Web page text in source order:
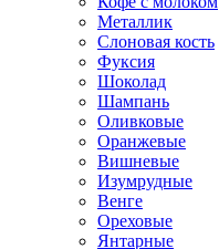
Металлик
Слоновая кость
Фуксия
Шоколад
Шампань
Оливковые
Оранжевые
Вишневые
Изумрудные
Венге
Ореховые
Янтарные